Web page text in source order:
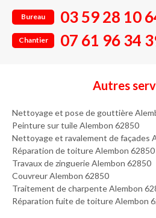
Bureau 03 59 28 10
Chantier 07 61 96 34
Autres
Nettoyage et pose de gouttière
Peinture sur tuile Alembon 62850
Nettoyage et ravalement de façades
Réparation de toiture Alembon 62850
Travaux de zinguerie Alembon 62850
Couvreur Alembon 62850
Traitement de charpente Alembon
Réparation fuite de toiture Alembon